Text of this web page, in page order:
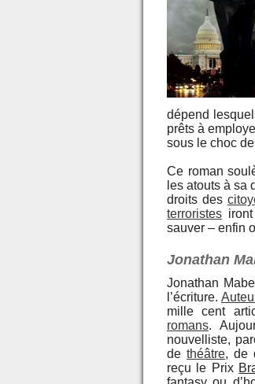
dépend
prêts à
sous le choc
Ce roman
les atouts à sa
droits des
terroristes
sauver – enfin
Jonathan
Jonathan
l’écriture.
mille cent
romans.
nouvelliste,
dethéâtre, de
reçu le Prix